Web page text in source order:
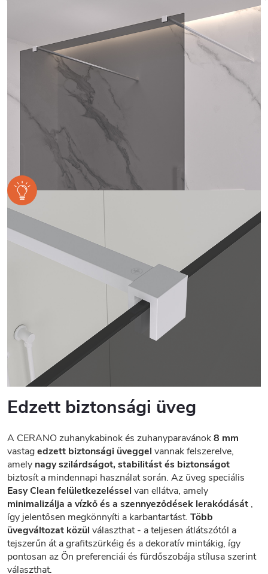
Edzett biztonsági üveg
A CERANO zuhanykabinok és zuhanyparavánok8 mm
vastagedzett biztonsági üveggel vannak felszerelve,
amely nagy szilárdságot, stabilitást és biztonságot
biztosít a mindennapi használat során. Az üveg speciális
Easy Clean felületkezeléssel van ellátva, amely
minimalizálja a vízkő és a szennyeződések lerakódását ,
így jelentősen megkönnyíti a karbantartást. Több
üvegváltozat közül választhat - a teljesen átlátszótól a
tejszerűn át a grafitszürkéig és a dekoratív mintákig, így
pontosan az Ön preferenciái és fürdőszobája stílusa szerint
választhat.